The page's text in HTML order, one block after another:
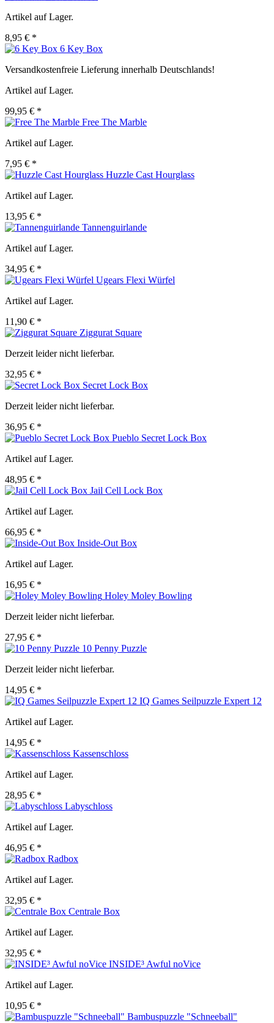
Artikel auf Lager.
8,95 € *
6 Key Box
Versandkostenfreie Lieferung innerhalb Deutschlands!
Artikel auf Lager.
99,95 € *
Free The Marble
Artikel auf Lager.
7,95 € *
Huzzle Cast Hourglass
Artikel auf Lager.
13,95 € *
Tannenguirlande
Artikel auf Lager.
34,95 € *
Ugears Flexi Würfel
Artikel auf Lager.
11,90 € *
Ziggurat Square
Derzeit leider nicht lieferbar.
32,95 € *
Secret Lock Box
Derzeit leider nicht lieferbar.
36,95 € *
Pueblo Secret Lock Box
Artikel auf Lager.
48,95 € *
Jail Cell Lock Box
Artikel auf Lager.
66,95 € *
Inside-Out Box
Artikel auf Lager.
16,95 € *
Holey Moley Bowling
Derzeit leider nicht lieferbar.
27,95 € *
10 Penny Puzzle
Derzeit leider nicht lieferbar.
14,95 € *
IQ Games Seilpuzzle Expert 12
Artikel auf Lager.
14,95 € *
Kassenschloss
Artikel auf Lager.
28,95 € *
Labyschloss
Artikel auf Lager.
46,95 € *
Radbox
Artikel auf Lager.
32,95 € *
Centrale Box
Artikel auf Lager.
32,95 € *
INSIDE³ Awful noVice
Artikel auf Lager.
10,95 € *
Bambuspuzzle "Schneeball"